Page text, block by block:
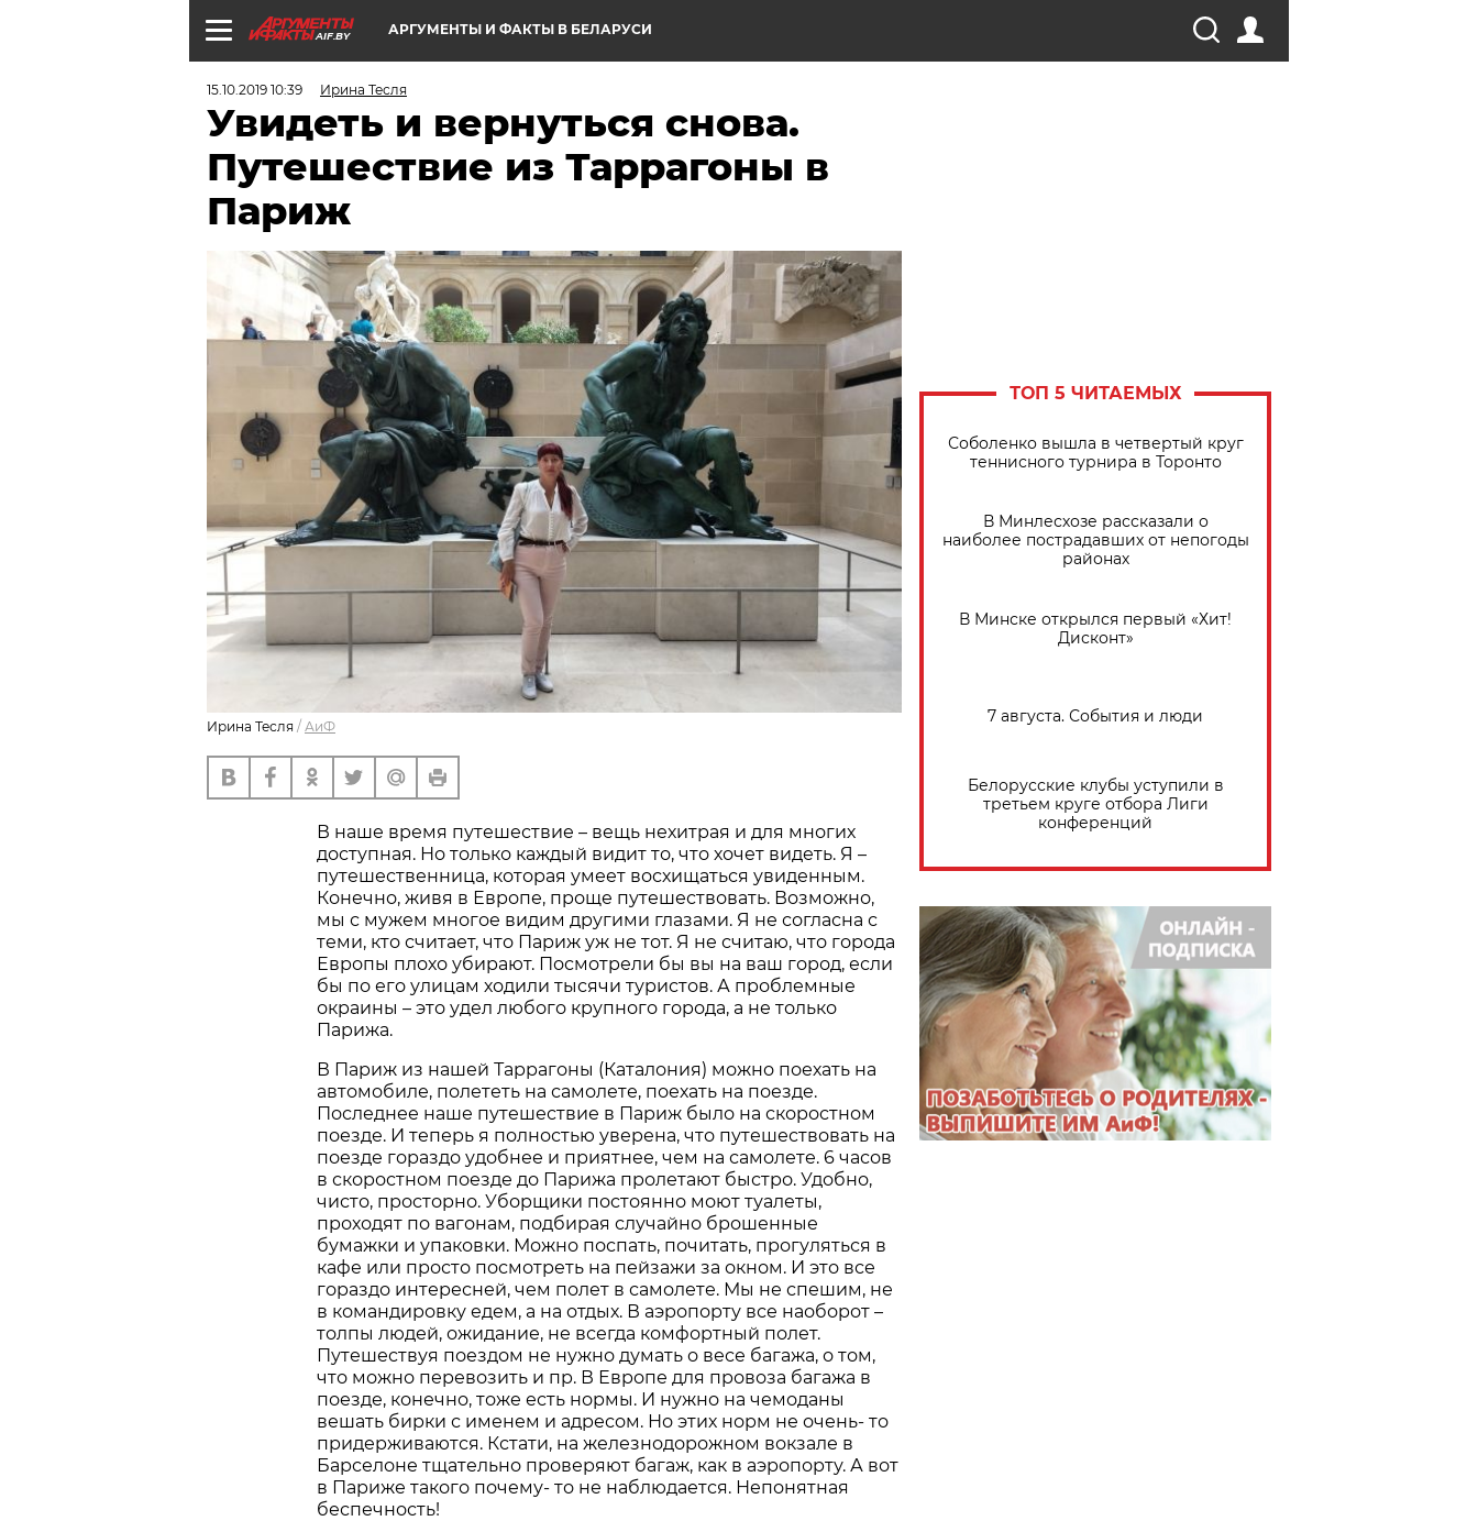
AIF.BY АРГУМЕНТЫ И ФАКТЫ В БЕЛАРУСИ
15.10.2019 10:39 Ирина Тесля
Увидеть и вернуться снова.
Путешествие из Таррагоны в
Париж
Ирина Тесля / АиФ
В наше время путешествие – вещь нехитрая и для многих
доступная. Но только каждый видит то, что хочет видеть. Я –
путешественница, которая умеет восхищаться увиденным.
Конечно, живя в Европе, проще путешествовать. Возможно,
мы с мужем многое видим другими глазами. Я не согласна с
теми, кто считает, что Париж уж не тот. Я не считаю, что города
Европы плохо убирают. Посмотрели бы вы на ваш город, если
бы по его улицам ходили тысячи туристов. А проблемные
окраины – это удел любого крупного города, а не только
Парижа.
В Париж из нашей Таррагоны (Каталония) можно поехать на
автомобиле, полететь на самолете, поехать на поезде.
Последнее наше путешествие в Париж было на скоростном
поезде. И теперь я полностью уверена, что путешествовать на
поезде гораздо удобнее и приятнее, чем на самолете. 6 часов
в скоростном поезде до Парижа пролетают быстро. Удобно,
чисто, просторно. Уборщики постоянно моют туалеты,
проходят по вагонам, подбирая случайно брошенные
бумажки и упаковки. Можно поспать, почитать, прогуляться в
кафе или просто посмотреть на пейзажи за окном. И это все
гораздо интересней, чем полет в самолете. Мы не спешим, не
в командировку едем, а на отдых. В аэропорту все наоборот –
толпы людей, ожидание, не всегда комфортный полет.
Путешествуя поездом не нужно думать о весе багажа, о том,
что можно перевозить и пр. В Европе для провоза багажа в
поезде, конечно, тоже есть нормы. И нужно на чемоданы
вешать бирки с именем и адресом. Но этих норм не очень- то
придерживаются. Кстати, на железнодорожном вокзале в
Барселоне тщательно проверяют багаж, как в аэропорту. А вот
в Париже такого почему- то не наблюдается. Непонятная
беспечность!
ТОП 5 ЧИТАЕМЫХ
Соболенко вышла в четвертый круг
теннисного турнира в Торонто
В Минлесхозе рассказали о
наиболее пострадавших от непогоды
районах
В Минске открылся первый «Хит!
Дисконт»
7 августа. События и люди
Белорусские клубы уступили в
третьем круге отбора Лиги
конференций